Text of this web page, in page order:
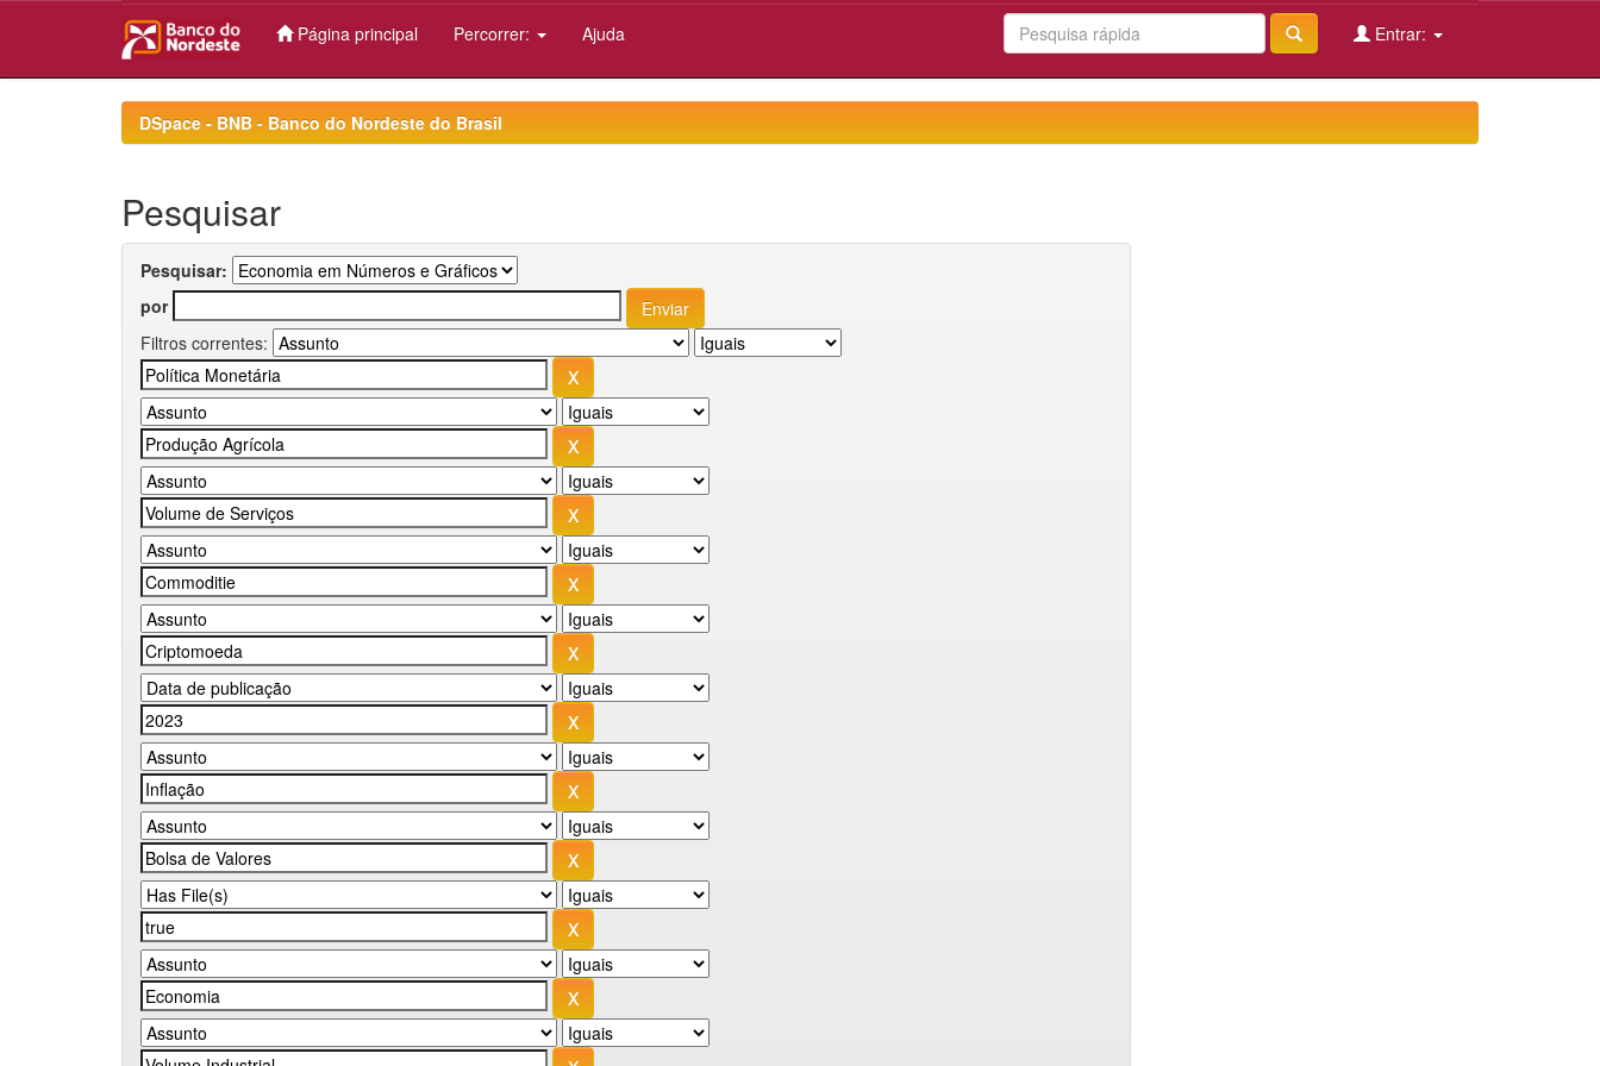
Página principal Percorrer: Ajuda Entrar:
DSpace - BNB - Banco do Nordeste do Brasil
Pesquisar
Pesquisar:
por
Filtros correntes: